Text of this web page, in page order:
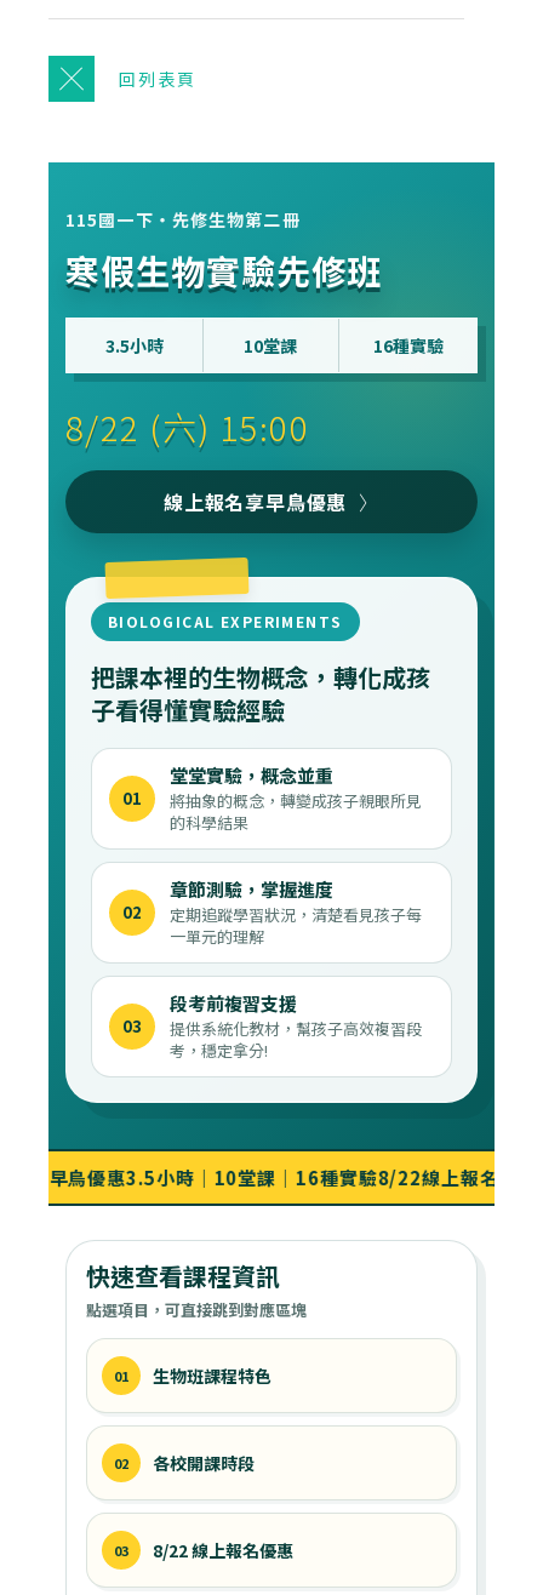
回列表頁
115國一下・先修生物第二冊
寒假生物實驗先修班
3.5小時 10堂課 16種實驗
8/22 (六) 15:00
線上報名享早鳥優惠
BIOLOGICAL EXPERIMENTS
把課本裡的生物概念，轉化成孩
子看得懂實驗經驗
01
堂堂實驗，概念並重
將抽象的概念，轉變成孩子親眼所見
的科學結果
02
章節測驗，掌握進度
定期追蹤學習狀況，清楚看見孩子每
一單元的理解
03
段考前複習支援
提供系統化教材，幫孩子高效複習段
考，穩定拿分!
優惠3.5小時｜10堂課｜16種實驗8/22線上報名享早鳥優惠
快速查看課程資訊
點選項目，可直接跳到對應區塊
01 生物班課程特色
02 各校開課時段
03 8/22 線上報名優惠